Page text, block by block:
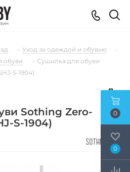
- Уход за одеждой и обувью
-
обуви
- Сушилка для обуви
S-1904)
Sothing Zero-
S-1904)
0
0